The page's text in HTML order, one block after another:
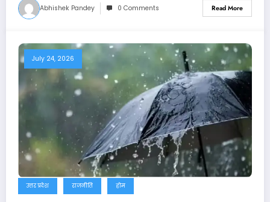
Abhishek Pandey 0 Comments Read More
July 24, 2026
उत्तर प्रदेश राजनीति होम